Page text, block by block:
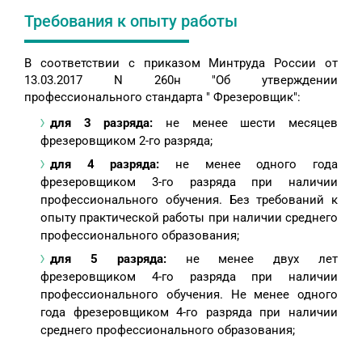
Требования к опыту работы
В соответствии с приказом Минтруда России от
13.03.2017 N 260н "Об утверждении
профессионального стандарта " Фрезеровщик":
для 3 разряда: не менее шести месяцев
фрезеровщиком 2-го разряда;
для 4 разряда: не менее одного года
фрезеровщиком 3-го разряда при наличии
профессионального обучения. Без требований к
опыту практической работы при наличии среднего
профессионального образования;
для 5 разряда:не менее двух лет
фрезеровщиком 4-го разряда при наличии
профессионального обучения. Не менее одного
года фрезеровщиком 4-го разряда при наличии
среднего профессионального образования;